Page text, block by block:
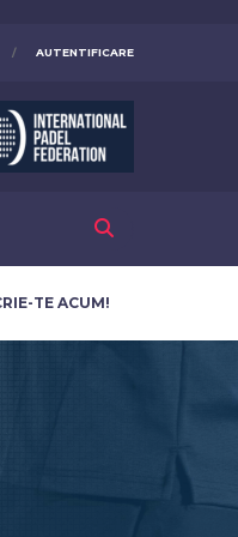
AUTENTIFICARE
TE ACUM!